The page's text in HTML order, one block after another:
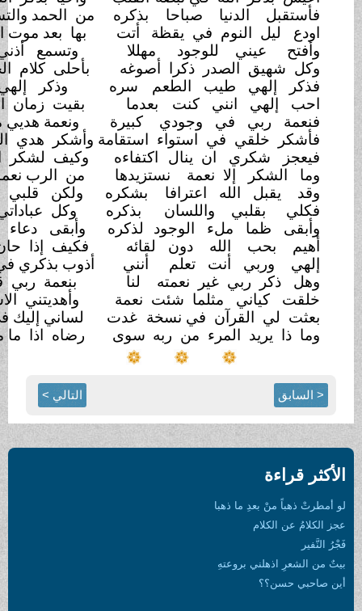
صباحا بذكره
في يقظة أتت
للوجود
مهللا
ذكرا أصوغه
طيب الطعمسره
كنت
بعدما
وجودي
كبيرة
استواء استقامة
ان ينال اكتفاءه
نعمة
نستزيدها
اعترافا بشكره
واللسان
بذكره
الوجود لذكره
دون لقائه
تعلم
أنني
غير نعمته لنا
شئت نعمة
في نسخة غدت
من ربه سوى
من الحمد والتسبيح في نعمة
الرب
بها بعد موت النوم في هدأة الجنب
وتسمع أذني الأذان على
قرب
بأحلى كلام الحب في رجفةالقلب
وذكر إلهي في علانية
يسبي
بقيت زمان الدهر في عدم مخبي
ونعمة هديي من ضلال إلى الدرب
وأشكر هدي القلب لله في
الوهب
وكيف لشكر الله كاف لذي اللب
من الرب نعمات على طمع النهب
ولكن قلبي يستزيد من
الوجب
وكل عباداتي تضاعف منسغبي
وأبقى دعاء فاغر الفم
للشرب
فكيف إذا حان اللقاء على القرب؟
أذوب بذكري في فناء المدى الرحب
بنعمة ربي قد أذوب من الذوب
وأهديتني الاسلام نورا بلاشهب
لساني إليك في الحديث بلا ضخب
رضاه اذا ما مات شوقا من الحب